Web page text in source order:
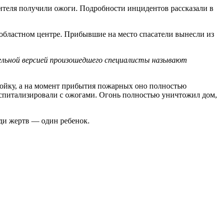
получили ожоги. Подробности инцидентов рассказали в
центре. Прибывшие на место спасатели вынесли из
версией произошедшего специалисты называют
а на момент прибытия пожарных оно полностью
с ожогами. Огонь полностью уничтожил дом,
жертв — один ребенок.